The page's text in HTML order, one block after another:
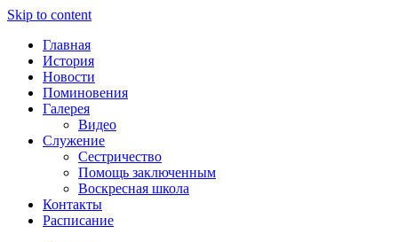
Skip to content
Главная
История
Новости
Поминовения
Галерея
Видео
Служение
Сестричество
Помощь заключенным
Воскресная школа
Контакты
Расписание